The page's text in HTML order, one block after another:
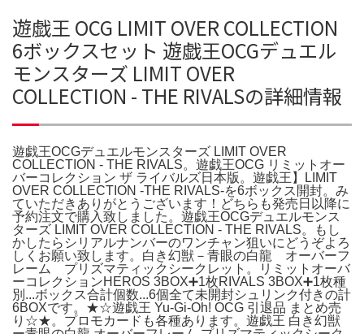
遊戯王 OCG LIMIT OVER COLLECTION
6ボックスセット 遊戯王OCGデュエル
モンスターズ LIMIT OVER
COLLECTION - THE RIVALSの詳細情報
遊戯王OCGデュエルモンスターズ LIMIT OVER
COLLECTION - THE RIVALS。遊戯王OCG リミットオー
バーコレクション ザ ライバルズ日本版。遊戯王】LIMIT
OVER COLLECTION -THE RIVALS-を6ボックス開封。み
ていただきありがとうございます！どちらも発売日以降に
予約注文で購入致しました。遊戯王OCGデュエルモンス
ターズ LIMIT OVER COLLECTION - THE RIVALS。もし
かしたらシリアルナンバーのワンチャン狙いにどうぞよろ
しくお願い致します。白き幻獣－青眼の白龍 オーバーフ
レーム プリズマティックシークレット。リミットオーバ
ーコレクションHEROS 3BOX➕1枚RIVALS 3BOX➕1枚種
別...ボックス合計個数...6個全て未開封シュリンク付きの計
6BOXです。★☆遊戯王 Yu-Gi-Oh! OCG 引退品 まとめ売
り☆★。プロモカードも各種あります。遊戯王 白き幻獣